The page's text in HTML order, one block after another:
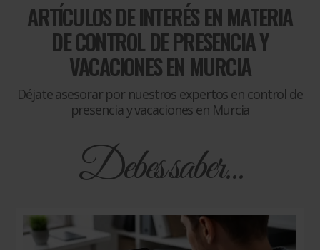
ARTÍCULOS DE INTERÉS EN MATERIA
DECONTROL DE PRESENCIA Y
VACACIONES EN MURCIA
Déjate asesorar por nuestros expertos en control de
presencia y vacaciones en Murcia
Debes saber...